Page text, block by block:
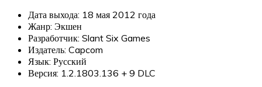
Дата выхода: 18 мая 2012 года
Жанр: Экшен
Разработчик: Slant Six Games
Издатель: Capcom
Язык: Русский
Версия: 1.2.1803.136 + 9 DLC